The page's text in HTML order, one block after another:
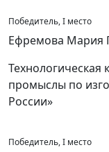
Победитель, I место
Ефремова Мария
Технологическая
промыслы по
России»
Победитель, I место